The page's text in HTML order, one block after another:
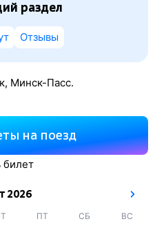
раздел
Отзывы
Минск-Пасс.
на поезд
билет
2026
ПТ СБ ВС